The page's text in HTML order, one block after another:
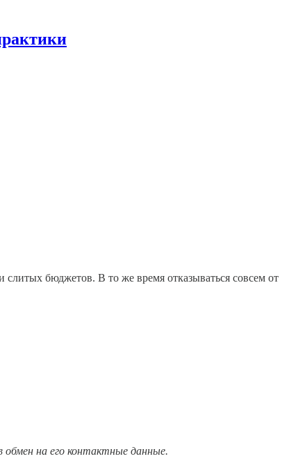
слитых бюджетов. В то же время отказываться совсем от
на его контактные данные.